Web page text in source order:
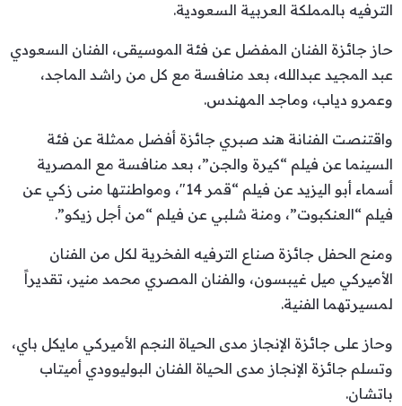
الترفيه بالمملكة العربية السعودية.
حاز جائزة الفنان المفضل عن فئة الموسيقى، الفنان السعودي
عبد المجيد عبدالله، بعد منافسة مع كل من راشد الماجد،
وعمرو دياب، وماجد المهندس.
واقتنصت الفنانة هند صبري جائزة أفضل ممثلة عن فئة
السينما عن فيلم “كيرة والجن”، بعد منافسة مع المصرية
أسماء أبو اليزيد عن فيلم “قمر 14″، ومواطنتها منى زكي عن
فيلم “العنكبوت”، ومنة شلبي عن فيلم “من أجل زيكو”.
ومنح الحفل جائزة صناع الترفيه الفخرية لكل من الفنان
الأميركي ميل غيبسون، والفنان المصري محمد منير، تقديراً
لمسيرتهما الفنية.
وحاز على جائزة الإنجاز مدى الحياة النجم الأميركي مايكل باي،
وتسلم جائزة الإنجاز مدى الحياة الفنان البوليوودي أميتاب
باتشان.